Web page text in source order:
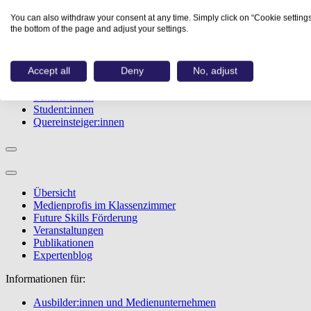
Studiengänge
Events
Berufstest
Informationen für:
Student:innen
Quereinsteiger:innen
Übersicht
Medienprofis im Klassenzimmer
Future Skills Förderung
Veranstaltungen
Publikationen
Expertenblog
Informationen für:
Ausbilder:innen und Medienunternehmen
You can also withdraw your consent at any time. Simply click on “Cookie
the bottom of the page and adjust your settings.
Accept all Deny No, adjust